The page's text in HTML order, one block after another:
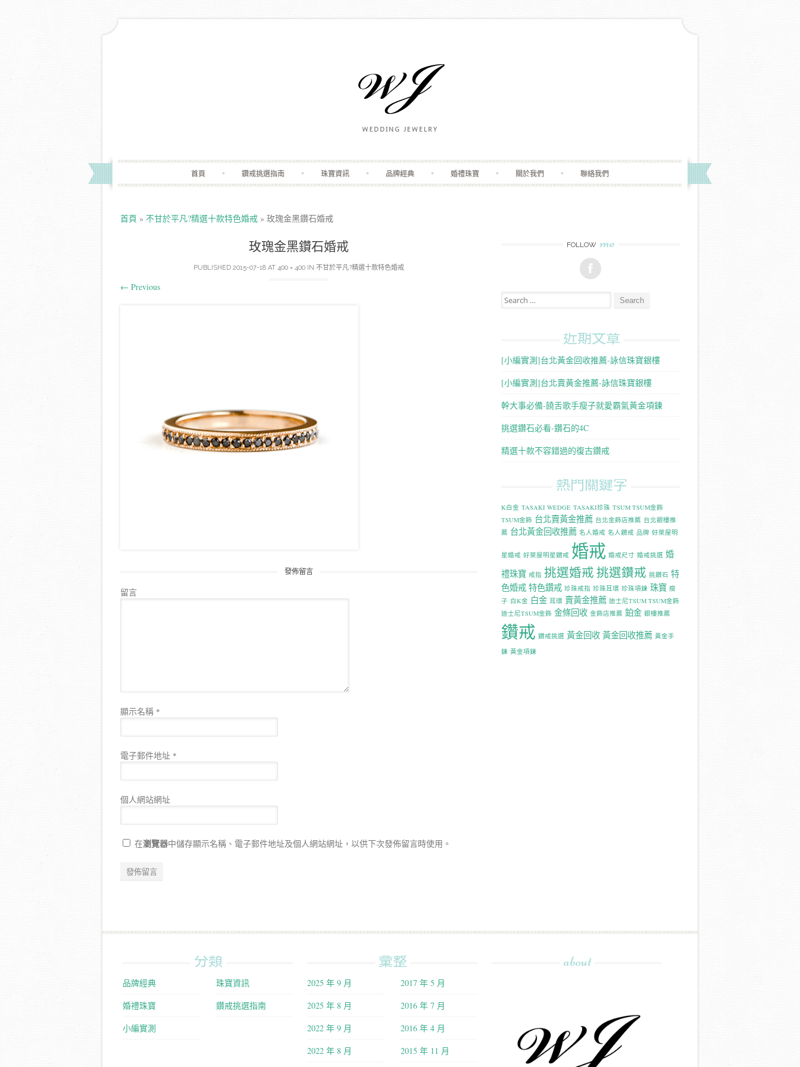
首頁 鑽戒挑選指南 珠寶資訊 品牌經典 婚禮珠寶 關於我們 聯絡我們
首頁 » 不甘於平凡?精選十款特色婚戒 » 玫瑰金黑鑽石婚戒
玫瑰金黑鑽石婚戒
PUBLISHED 2015-07-18 AT 400 × 400 IN 不甘於平凡?精選十款特色婚戒
← Previous
發佈留言
留言
顯示名稱 *
電子郵件地址 *
個人網站網址
在瀏覽器中儲存顯示名稱、電子郵件地址及個人網站網址，以供下次發佈留言時使用。
FOLLOW me
Search for:
近期文章
[小編實測]台北黃金回收推薦-詠信珠寶銀樓
[小編實測]台北賣黃金推薦-詠信珠寶銀樓
幹大事必備-饒舌歌手瘦子就愛霸氣黃金項鍊
挑選鑽石必看-鑽石的4C
精選十款不容錯過的復古鑽戒
熱門關鍵字
K白金 TASAKI WEDGE TASAKI珍珠 TSUM TSUM金飾
TSUM金飾 台北賣黃金推薦 台北金飾店推薦 台北銀樓推
薦 台北黃金回收推薦 名人婚戒 名人鑽戒 品牌 好萊屋明
星婚戒 好萊屋明星鑽戒 婚戒 婚戒尺寸 婚戒挑選 婚
禮珠寶 戒指 挑選婚戒挑選鑽戒 挑鑽石 特
色婚戒 特色鑽戒 珍珠戒指 珍珠耳環 珍珠項鍊 珠寶 瘦
子 白K金 白金 耳環 賣黃金推薦 迪士尼TSUM TSUM金飾
迪士尼TSUM金飾 金條回收 金飾店推薦 鉑金 銀樓推薦
鑽戒 鑽戒挑選 黃金回收 黃金回收推薦 黃金手
鍊 黃金項鍊
分類
品牌經典
婚禮珠寶
小編實測
珠寶資訊
鑽戒挑選指南
彙整
2025 年 9 月
2025 年 8 月
2022 年 9 月
2022 年 8 月
2017 年 5 月
2016 年 7 月
2016 年 4 月
2015 年 11 月
about